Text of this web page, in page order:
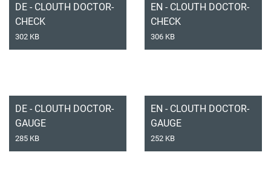
DE - CLOUTH DOCTOR-
CHECK
302 KB
EN - CLOUTH DOCTOR-
CHECK
306 KB
DE - CLOUTH DOCTOR-
GAUGE
285 KB
EN - CLOUTH DOCTOR-
GAUGE
252 KB